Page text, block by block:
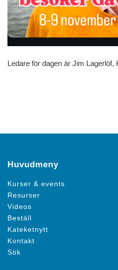
Ledare för dagen är Jim Lagerlöf,
Huvudmeny
Kurser & events
Resurser
Videos
Beställ
Kateketnytt
Kontakt
Sök